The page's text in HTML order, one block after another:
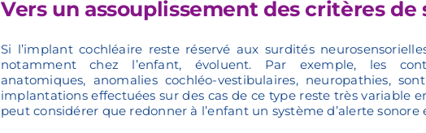
Vers un assouplissement des critères de
Si l’implant cochléaire reste réservé aux surdités
notamment chez l’enfant, évoluent. Par exemple, les
anatomiques, anomalies cochléo-vestibulaires, neuropathies,
implantations effectuées sur des cas de ce type reste très variable
peut considérer que redonner à l’enfant un système d’alerte